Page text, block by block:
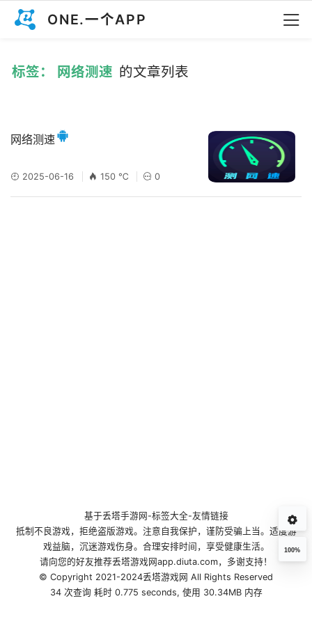
ONE.一个APP
标签： 网络测速 的文章列表
网络测速
2025-06-16 150 ℃ 0
100%
基于丢塔手游网 -标签大全-友情链接
抵制不良游戏，拒绝盗版游戏。注意自我保护，谨防受骗上当。适度游
戏益脑，沉迷游戏伤身。合理安排时间，享受健康生活。
请向您的好友推荐丢塔游戏网app.diuta.com，多谢支持！
© Copyright 2021-2024丢塔游戏网 All Rights Reserved
34 次查询 耗时 0.775 seconds, 使用 30.34MB 内存